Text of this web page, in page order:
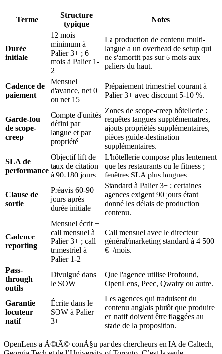
Terme
Structure
typique
Notes
Durée
initiale
12 mois
minimum à
Palier 3+ ; 6
mois à Palier 1-
2
La production de contenu multi-
langue a un overhead de setup qui
ne s'amortit pas sur 6 mois aux
paliers du haut.
Cadence de
paiement
Mensuel
d'avance, net 0
ou net 15
Prépaiement trimestriel courant à
Palier 3+ avec discount 5-10 %.
Garde-fou
de scope-
creep
Compte d'unités
défini par
langue et par
propriété
Zones de scope-creep hôtellerie :
requêtes langues supplémentaires,
ajouts propriétés supplémentaires,
pièces guide-destination
supplémentaires.
SLA de
performance
Objectif lift de
taux de citation
à 90-180 jours
L'hôtellerie compose plus lentement
que les restaurants ou le fitness ;
fenêtres SLA plus longues.
Clause de
sortie
Préavis 60-90
jours après
durée initiale
Standard à Palier 3+ ; certaines
agences exigent 90 jours étant
donné les délais de production
contenu.
Cadence
reporting
Mensuel écrit +
call mensuel à
Palier 3+ ; call
trimestriel à
Palier 1-2
Call mensuel avec le directeur
général/marketing standard à 4 500
€+/mois.
Pass-
through
outils
Divulgué dans
le SOW
Que l'agence utilise Profound,
OpenLens, Peec, Qwairy ou autre.
Garantie
locuteur
natif
Écrite dans le
SOW à Palier
3+
Les agences qui traduisent du
contenu anglais plutôt que produire
en natif doivent être flaggées au
stade de la proposition.
OpenLens a Ã©tÃ© conÃ§u par des chercheurs en IA de Caltech,